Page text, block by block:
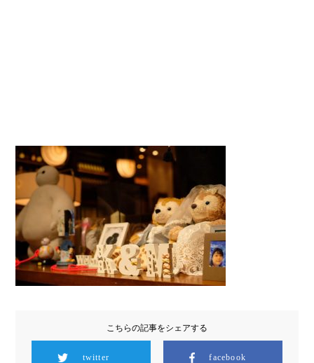
こちらの記事をシェアする
twitter facebook